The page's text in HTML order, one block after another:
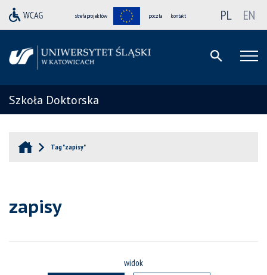
strefa projektów poczta kontakt PL EN
Szkoła Doktorska
Tag "zapisy"
zapisy
widok